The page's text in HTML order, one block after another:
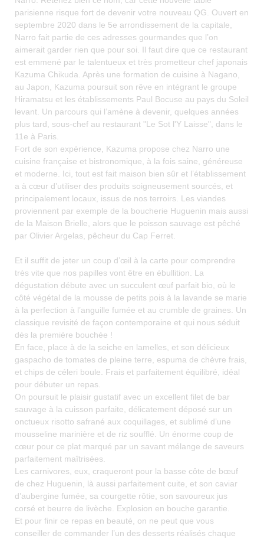
parisienne risque fort de devenir votre nouveau QG. Ouvert en
septembre 2020 dans le 5e arrondissement de la capitale,
Narro fait partie de ces adresses gourmandes que l’on
aimerait garder rien que pour soi. Il faut dire que ce restaurant
est emmené par le talentueux et très prometteur chef japonais
Kazuma Chikuda. Après une formation de cuisine à Nagano,
au Japon, Kazuma poursuit son rêve en intégrant le groupe
Hiramatsu et les établissements Paul Bocuse au pays du Soleil
levant. Un parcours qui l’amène à devenir, quelques années
plus tard, sous-chef au restaurant "Le Sot l'Y Laisse", dans le
11e à Paris.
Fort de son expérience, Kazuma propose chez Narro une
cuisine française et bistronomique, à la fois saine, généreuse
et moderne. Ici, tout est fait maison bien sûr et l’établissement
a à cœur d’utiliser des produits soigneusement sourcés, et
principalement locaux, issus de nos terroirs. Les viandes
proviennent par exemple de la boucherie Huguenin mais aussi
de la Maison Brielle, alors que le poisson sauvage est pêché
par Olivier Argelas, pêcheur du Cap Ferret.
Et il suffit de jeter un coup d’œil à la carte pour comprendre
très vite que nos papilles vont être en ébullition. La
dégustation débute avec un succulent œuf parfait bio, où le
côté végétal de la mousse de petits pois à la lavande se marie
à la perfection à l’anguille fumée et au crumble de graines. Un
classique revisité de façon contemporaine et qui nous séduit
dès la première bouchée !
En face, place à de la seiche en lamelles, et son délicieux
gaspacho de tomates de pleine terre, espuma de chèvre frais,
et chips de céleri boule. Frais et parfaitement équilibré, idéal
pour débuter un repas.
On poursuit le plaisir gustatif avec un excellent filet de bar
sauvage à la cuisson parfaite, délicatement déposé sur un
onctueux risotto safrané aux coquillages, et sublimé d’une
mousseline marinière et de riz soufflé. Un énorme coup de
cœur pour ce plat marqué par un savant mélange de saveurs
parfaitement maîtrisées.
Les carnivores, eux, craqueront pour la basse côte de bœuf
de chez Huguenin, là aussi parfaitement cuite, et son caviar
d’aubergine fumée, sa courgette rôtie, son savoureux jus
corsé et beurre de livèche. Explosion en bouche garantie.
Et pour finir ce repas en beauté, on ne peut que vous
conseiller de commander l’un des desserts réalisés chaque